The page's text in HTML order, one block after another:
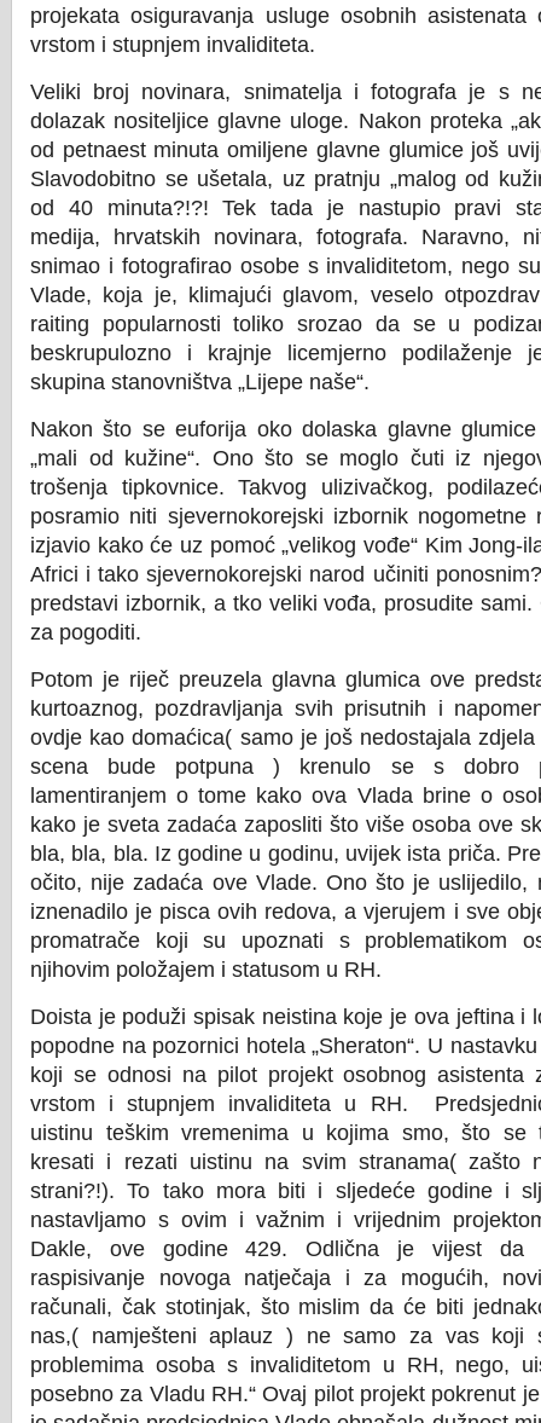
projekata osiguravanja usluge osobnih asistenata
vrstom i stupnjem invaliditeta.
Veliki broj novinara, snimatelja i fotografa je s
dolazak nositeljice glavne uloge. Nakon proteka
od petnaest minuta omiljene glavne glumice još
Slavodobitno se ušetala, uz pratnju „malog od
od 40 minuta?!?! Tek tada je nastupio pravi
medija, hrvatskih novinara, fotografa. Naravno,
snimao i fotografirao osobe s invaliditetom, nego
Vlade, koja je, klimajući glavom, veselo
raiting popularnosti toliko srozao da se u
beskrupulozno i krajnje licemjerno podilaženje
skupina stanovništva „Lijepe naše“.
Nakon što se euforija oko dolaska glavne
„mali od kužine“. Ono što se moglo čuti iz
trošenja tipkovnice. Takvog ulizivačkog,
posramio niti sjevernokorejski izbornik nogometne
izjavio kako će uz pomoć „velikog vođe“ Kim Jong-
Africi i tako sjevernokorejski narod učiniti
predstavi izbornik, a tko veliki vođa, prosudite
za pogoditi.
Potom je riječ preuzela glavna glumica ove
kurtoaznog, pozdravljanja svih prisutnih i
ovdje kao domaćica( samo je još nedostajala
scena bude potpuna ) krenulo se s dobro
lamentiranjem o tome kako ova Vlada brine o
kako je sveta zadaća zaposliti što više osoba ove
bla, bla, bla. Iz godine u godinu, uvijek ista priča.
očito, nije zadaća ove Vlade. Ono što je uslijedilo,
iznenadilo je pisca ovih redova, a vjerujem i sve
promatrače koji su upoznati s problematikom
njihovim položajem i statusom u RH.
Doista je poduži spisak neistina koje je ova jeftina i
popodne na pozornici hotela „Sheraton“. U
koji se odnosi na pilot projekt osobnog asistenta
vrstom i stupnjem invaliditeta u RH.
uistinu teškim vremenima u kojima smo, što se
kresati i rezati uistinu na svim stranama(
strani?!). To tako mora biti i sljedeće godine i
nastavljamo s ovim i važnim i vrijednim
Dakle, ove godine 429. Odlična je vijest da
raspisivanje novoga natječaja i za mogućih,
računali, čak stotinjak, što mislim da će biti
nas,( namješteni aplauz ) ne samo za vas koji
problemima osoba s invaliditetom u RH, nego,
posebno za Vladu RH.“ Ovaj pilot projekt pokrenut